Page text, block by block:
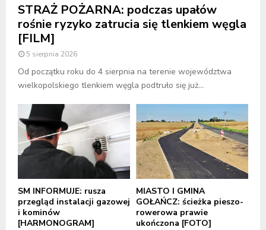
STRAŻ POŻARNA: podczas upałów
rośnie ryzyko zatrucia się tlenkiem węgla
[FILM]
5 sierpnia 2026
Od początku roku do 4 sierpnia na terenie województwa
wielkopolskiego tlenkiem węgla podtruło się już...
SM INFORMUJE: rusza
przegląd instalacji gazowej
i kominów
[HARMONOGRAM]
MIASTO I GMINA
GOŁAŃCZ: ścieżka pieszo-
rowerowa prawie
ukończona [FOTO]